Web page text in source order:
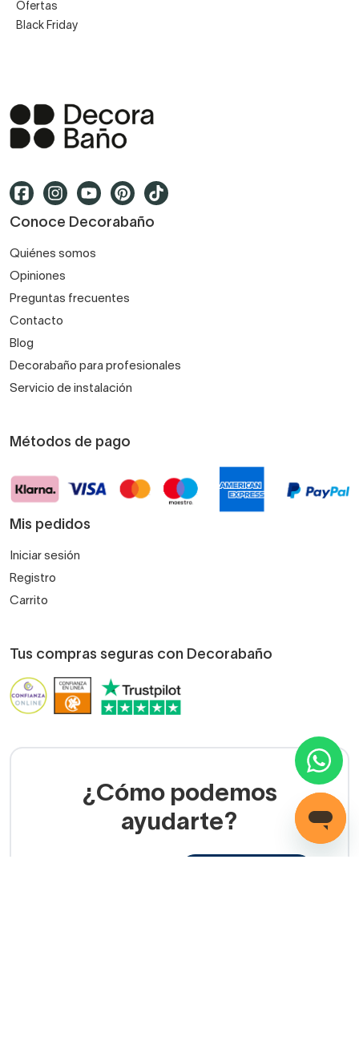
Ofertas
Black Friday
Conoce Decorabaño
Quiénes somos
Opiniones
Preguntas frecuentes
Contacto
Blog
Decorabaño para profesionales
Servicio de instalación
Métodos de pago
Mis pedidos
Iniciar sesión
Registro
Carrito
Tus compras seguras con Decorabaño
¿Cómo podemos
ayudarte?